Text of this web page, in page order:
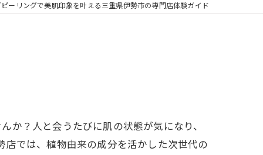
ーリングで美肌印象を叶える三重県伊勢市の専門店体験ガイド
か？人と会うたびに肌の状態が気になり、
店では、植物由来の成分を活かした次世代の